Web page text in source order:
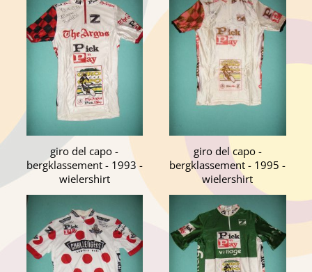
giro del capo -
bergklassement - 1993 -
wielershirt
giro del capo -
bergklassement - 1995 -
wielershirt